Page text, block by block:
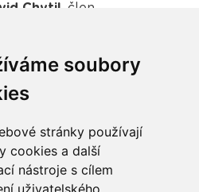
soubory
stránky používají
cookies a další
nástroje s cílem
uživatelského
Chytil , člen
kolektivních systémů
elektrozařízení